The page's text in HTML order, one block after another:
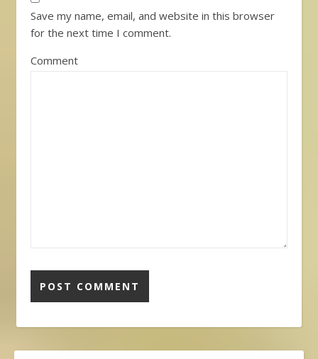
Save my name, email, and website in this browser
for the next time I comment.
Comment